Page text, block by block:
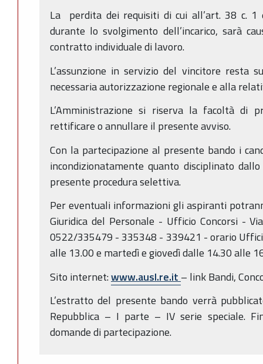
La perdita dei requisiti di cui all’art. 38 c. 1
durante lo svolgimento dell’incarico, sarà
contratto individuale di lavoro.
L’assunzione in servizio del vincitore resta
necessaria autorizzazione regionale e alla
L’Amministrazione si riserva la facoltà di
rettificare o annullare il presente avviso.
Con la partecipazione al presente bando i
incondizionatamente quanto disciplinato
presente procedura selettiva.
Per eventuali informazioni gli aspiranti
Giuridica del Personale - Ufficio Concorsi -
0522/335479 - 335348 - 339421 - orario
alle 13.00 e martedì e giovedì dalle 14.30 alle
Sito internet:www.ausl.re.it – link Bandi,
L’estratto del presente bando verrà
Repubblica – I parte – IV serie speciale.
domande di partecipazione.